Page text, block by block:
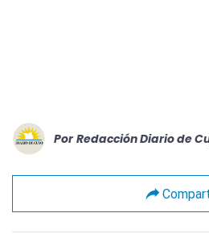
Por Redacción Diario de